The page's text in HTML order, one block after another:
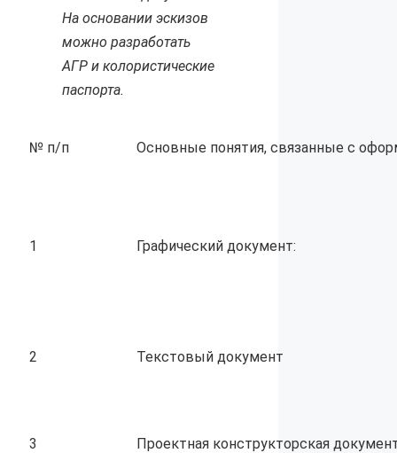
На основании эскизов
можно разработать
АГР и колористические
паспорта.
№ п/п Основные понятия, связанные с
1 Графический документ:
2 Текстовый документ
3 Проектная конструкторская